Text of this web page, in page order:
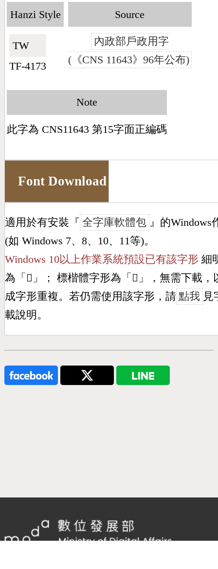
Hanzi Style
TW🇹🇼
TF-4173
Source
內政部戶政用字
(《CNS 11643》96年公布)
Note
此字為 CNS11643 第15字面正編碼
Font Download
適用於有安裝『 全字庫軟體包 』的Windows
(如 Windows 7、8、10、11等)。
Windows 10以上作業系統預設已有該字形 細
為「 𣈹 」； 標楷體字形為「 𣈹 」，無需下載，
成字形重複。若仍需使用該字形，請 點我 見
載說明。